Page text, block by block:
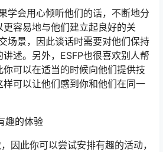
学会用心倾听他们的话，不断地分
容易地与他们建立起良好的关
场景，因此谈话时需要对他们保持
述。另外，ESFP也很喜欢别人帮
可以在适当的时候向他们提供技
可以让他们感到你和他们在同一
趣的体验
因此你可以尝试安排有趣的活动，